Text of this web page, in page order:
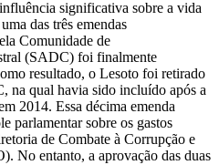
significativa sobre a vida
das três emendas
Comunidade de
(SADC) foi finalmente
resultado, o Lesoto foi retirado
na qual havia sido incluído após a
2014. Essa décima emenda
parlamentar sobre os gastos
de Combate à Corrupção e
No entanto, a aprovação das duas